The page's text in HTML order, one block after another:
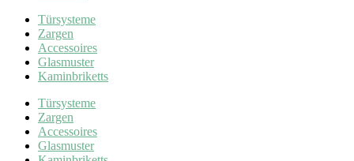
Türsysteme
Zargen
Accessoires
Glasmuster
Kaminbriketts
Türsysteme
Zargen
Accessoires
Glasmuster